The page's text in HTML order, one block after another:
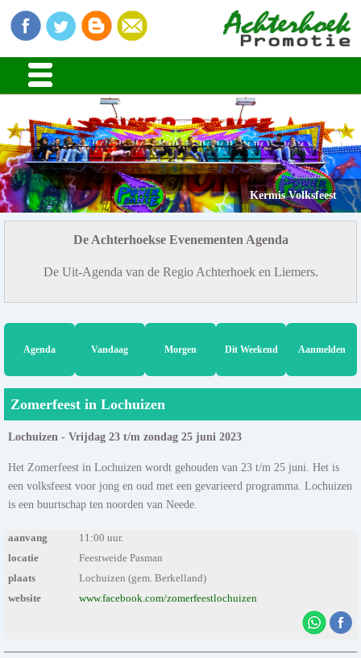
Kermis Volksfeest
De Achterhoekse Evenementen Agenda
De Uit-Agenda van de Regio Achterhoek en Liemers.
Agenda Vandaag Morgen Dit Weekend Aanmelden
Zomerfeest in Lochuizen
Lochuizen - Vrijdag 23 t/m zondag 25 juni 2023
Het Zomerfeest in Lochuizen wordt gehouden van 23 t/m 25 juni. Het is
een volksfeest voor jong en oud met een gevarieerd programma. Lochuizen
is een buurtschap ten noorden van Neede.
aanvang
11:00 uur.
locatie
Feestweide Pasman
plaats
Lochuizen (gem. Berkelland)
website
www.facebook.com/zomerfeestlochuizen